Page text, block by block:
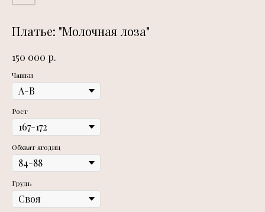
Платье: "Молочная лоза"
150 000 р.
Чашки
Рост
Обхват ягодиц
Грудь